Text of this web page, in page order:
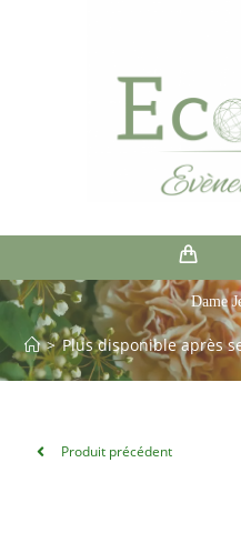
Dame
> Plus disponible après
Produit précédent